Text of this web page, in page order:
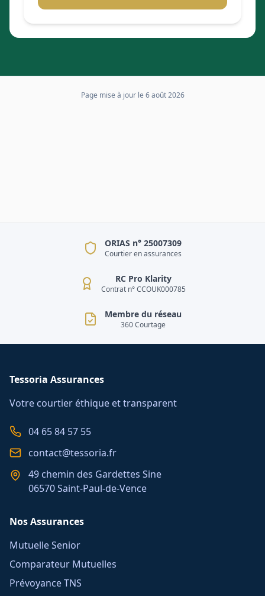
Page mise à jour le 6 août 2026
ORIAS n° 25007309
Courtier en assurances
RC Pro Klarity
Contrat n° CCOUK000785
Membre du réseau
360 Courtage
Tessoria Assurances
Votre courtier éthique et transparent
04 65 84 57 55
contact@tessoria.fr
49 chemin des Gardettes Sine
06570 Saint-Paul-de-Vence
Nos Assurances
Mutuelle Senior
Comparateur Mutuelles
Prévoyance TNS